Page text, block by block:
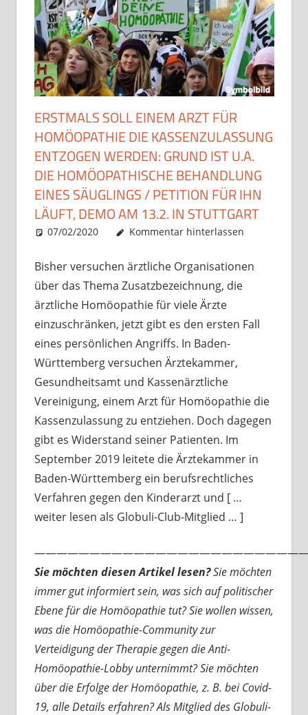
ERSTMALS SOLL EINEM ARZT FÜR
HOMÖOPATHIE DIE KASSENZULASSUNG
ENTZOGEN WERDEN: GRUND IST U.A.
DIE HOMÖOPATHISCHE BEHANDLUNG
EINES SÄUGLINGS / PETITION FÜR IHN
LÄUFT, DEMO AM 13.2. IN STUTTGART
07/02/2020 Christian J. Becker
Allgemein
Kommentar hinterlassen
Bisher versuchen ärztliche Organisationen
über das Thema Zusatzbezeichnung, die
ärztliche Homöopathie für viele Ärzte
einzuschränken, jetzt gibt es den ersten Fall
eines persönlichen Angriffs. In Baden-
Württemberg versuchen Ärztekammer,
Gesundheitsamt und Kassenärztliche
Vereinigung, einem Arzt für Homöopathie die
Kassenzulassung zu entziehen. Doch dagegen
gibt es Widerstand seiner Patienten. Im
September 2019 leitete die Ärztekammer in
Baden-Württemberg ein berufsrechtliches
Verfahren gegen den Kinderarzt und [ …
weiter lesen als Globuli-Club-Mitglied … ]
Sie möchten diesen Artikel lesen?Sie möchten
immer gut informiert sein, was sich auf politischer
Ebene für die Homöopathie tut? Sie wollen wissen,
was die Homöopathie-Community zur
Verteidigung der Therapie gegen die Anti-
Homöopathie-Lobby unternimmt? Sie möchten
über die Erfolge der Homöopathie, z. B. bei Covid-
19, alle Details erfahren? Als Mitglied des Globuli-